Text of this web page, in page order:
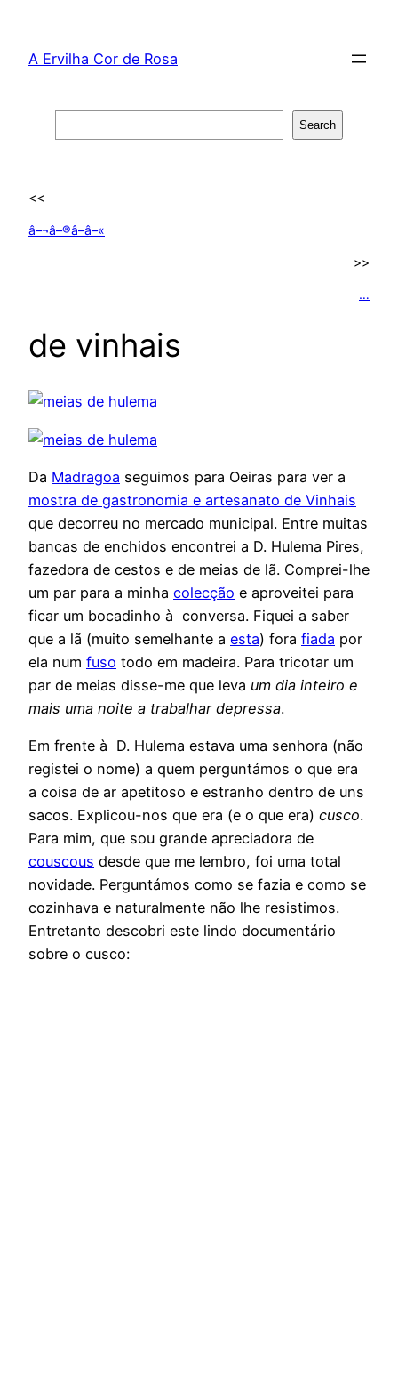
content
A Ervilha Cor de Rosa
Search
<<
â–¬â–®â–­â–«
>>
…
de vinhais
Da Madragoa seguimos para Oeiras para ver a
mostra de gastronomia e artesanato de Vinhais
que decorreu no mercado municipal. Entre muitas
bancas de enchidos encontrei a D. Hulema Pires,
fazedora de cestos e de meias de lã. Comprei-lhe
um par para a minha colecção e aproveitei para
ficar um bocadinho à conversa. Fiquei a saber
que a lã (muito semelhante a esta) fora fiada por
ela num fuso todo em madeira. Para tricotar um
par de meias disse-me que leva um dia inteiro e
mais uma noite a trabalhar depressa.
Em frente à D. Hulema estava uma senhora (não
registei o nome) a quem perguntámos o que era
a coisa de ar apetitoso e estranho dentro de uns
sacos. Explicou-nos que era (e o que era) cusco.
Para mim, que sou grande apreciadora de
couscous desde que me lembro, foi uma total
novidade. Perguntámos como se fazia e como se
cozinhava e naturalmente não lhe resistimos.
Entretanto descobri este lindo documentário
sobre o cusco: